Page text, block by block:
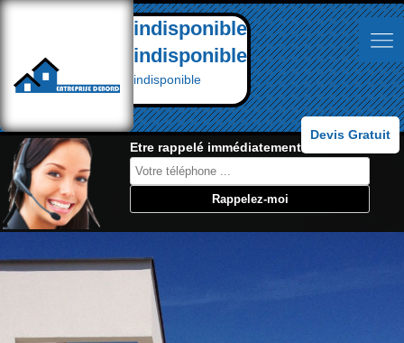
indisponible
indisponible
indisponible
Devis Gratuit
Etre rappelé immédiatement: